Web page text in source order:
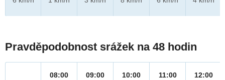
Pravděpodobnost srážek na 48 hodin
08:00
09:00
10:00
11:00
12:00